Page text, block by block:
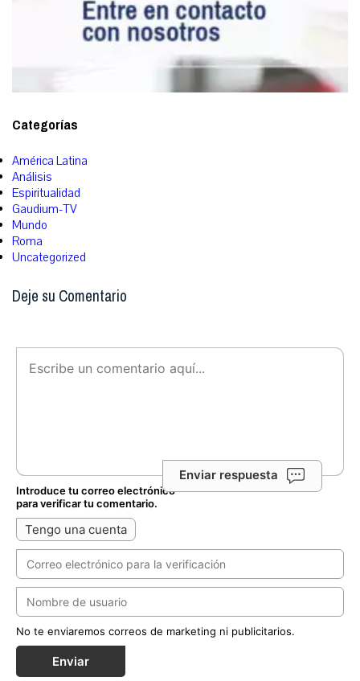
Categorías
América Latina
Análisis
Espiritualidad
Gaudium-TV
Mundo
Roma
Uncategorized
Deje su Comentario
Enviar respuesta
Introduce tu correo electrónico
para verificar tu comentario.
Tengo una cuenta
No te enviaremos correos de marketing ni publicitarios.
Enviar